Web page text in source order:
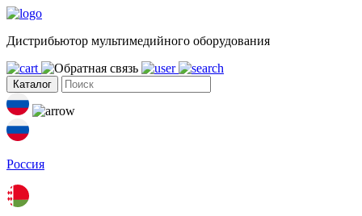
Дистрибьютор мультимедийного оборудования
Каталог
Россия